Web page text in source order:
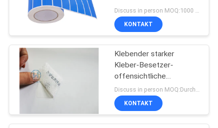
DATENSCHUTZRICHTLINIE
Sicherheitssiegel
Band
68
Aufkleber rollen für
Verpackung/Auto/Bank
Discuss in person MOQ:1000 Stk.
KONTAKT
Klebender starker
Kleber-Besetzer-
offensichtliche
Sicherheits-Aufkleber,
Garantie-Sicherheits-
Dichtung
KONTAKT